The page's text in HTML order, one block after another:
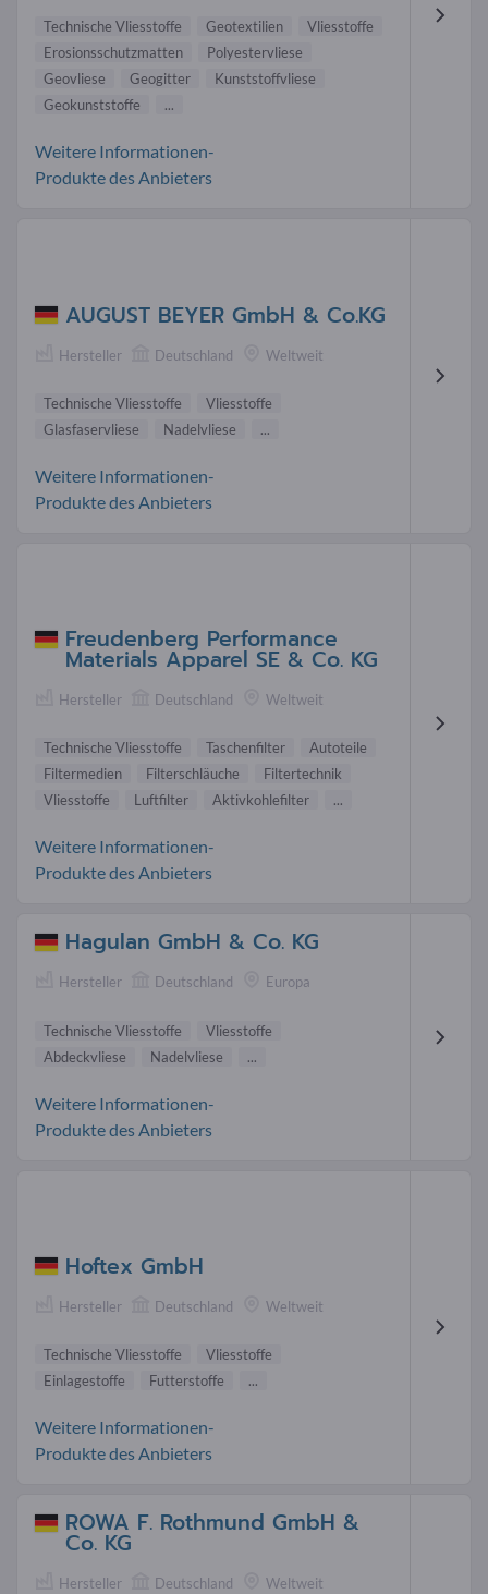
Technische Vliesstoffe Geotextilien
Vliesstoffe
Erosionsschutzmatten
Polyestervliese
Geovliese
Geogitter
Kunststoffvliese
Geokunststoffe
...
Weitere Informationen-
Produkte des Anbieters
AUGUST BEYER GmbH & Co.KG
Hersteller Deutschland Weltweit
Technische Vliesstoffe
Vliesstoffe
Glasfaservliese
Nadelvliese ...
Weitere Informationen-
Produkte des Anbieters
Freudenberg Performance
Materials Apparel SE & Co. KG
Hersteller Deutschland Weltweit
Technische Vliesstoffe Taschenfilter
Autoteile
Filtermedien
Filterschläuche
Filtertechnik
Vliesstoffe
Luftfilter Aktivkohlefilter ...
Weitere Informationen-
Produkte des Anbieters
Hagulan GmbH & Co. KG
Hersteller Deutschland Europa
Technische Vliesstoffe
Vliesstoffe
Abdeckvliese
Nadelvliese ...
Weitere Informationen-
Produkte des Anbieters
Hoftex GmbH
Hersteller Deutschland Weltweit
Technische Vliesstoffe
Vliesstoffe
Einlagestoffe
Futterstoffe ...
Weitere Informationen-
Produkte des Anbieters
ROWA F. Rothmund GmbH &
Co. KG
Hersteller Deutschland Weltweit